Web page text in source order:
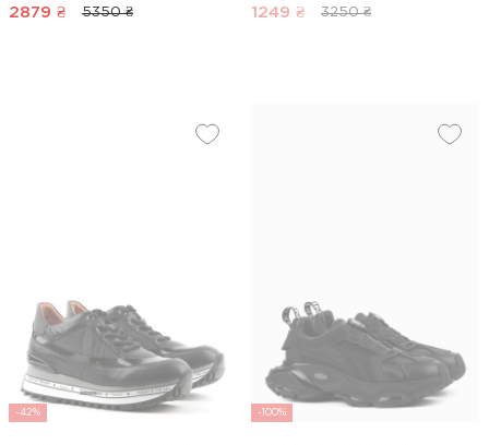
2879 ₴ 5350 ₴ 1249 ₴ 3250 ₴
-42% -100%